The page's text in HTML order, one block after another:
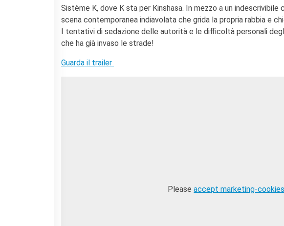
Séjours linguistiques en
Étudier en France
PARTENARIATS
Le cercle des amis
Sistème K, dove K sta per Kinshasa. In mezzo a un
scena contemporanea indiavolata che grida la propria rabbia e
I tentativi di sedazione delle autorità e le difficoltà personali
che ha già invaso le strade!
Guarda il trailer
Pleaseaccept marketing-cookies